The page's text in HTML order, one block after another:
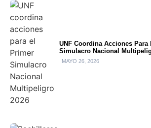
UNF Coordina Acciones Para
Simulacro Nacional
MAYO 26, 2026